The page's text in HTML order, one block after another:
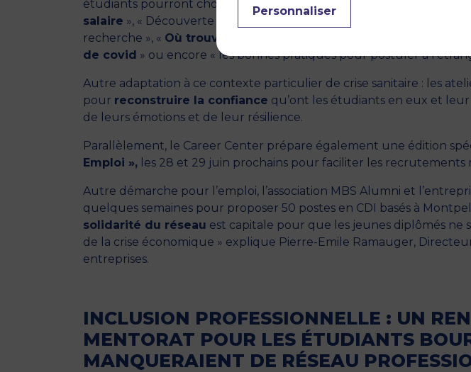
étudiants pourront choisir entre plusieurs ateliers interactifs avec
salaire », « Découverte des nouvelles méthodes de recrutement »,
recherche », « Où trouver les entreprises qui recrutent ?
de covid » ou encore « les bonnes pratiques pour postuler à
Autre adaptation à ce contexte particulier de crise sanitaire : les
pour reconstruire la confiance qu’ont les étudiants en eux et
de leurs émotions et de leur résilience.
Parallèlement, le Career Center prépare également une édition
Emploi », les 28 et 29 juin prochains pour faciliter les recrutements
Autre démarche pour l’emploi, l’association MBS Alumni et
quelques semaines pour proposer 50 postes en CDI basés à
solidarité du réseau est capitale pour que les jeunes diplômés ne
de la crise économique » explique Pierre-Emile Ramauger,
entreprises.
INCLUSION PROFESSIONNELLE : UN
MENTORAT POUR LES ÉTUDIANTS
MANQUERAIENT DE RÉSEAU
Personnaliser